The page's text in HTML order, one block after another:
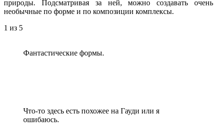
природы. Подсматривая за ней, можно создавать очень
необычные по форме и по композиции комплексы.
1 из 5
Фантастические формы.
Что-то здесь есть похожее на Гауди или я
ошибаюсь.